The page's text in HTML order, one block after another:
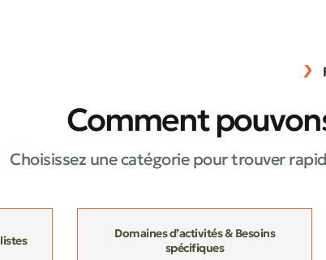
Comment
Choisissez une catégorie pour trouver
Domaines d’activités & Besoins
spécifiques